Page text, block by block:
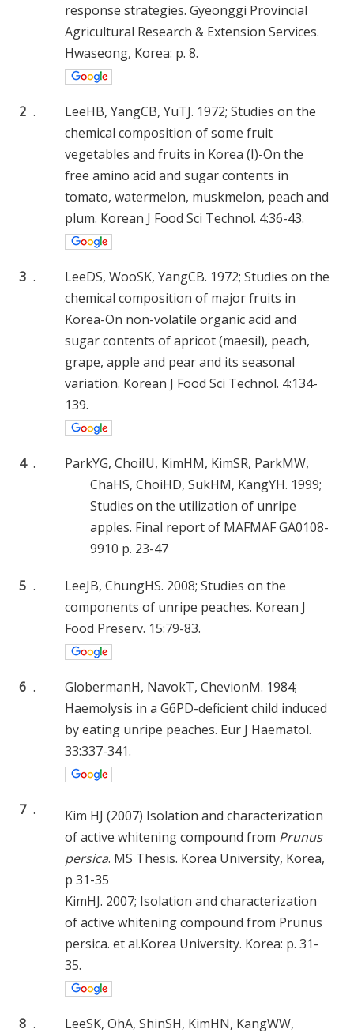
response strategies. Gyeonggi Provincial
Agricultural Research & Extension Services.
Hwaseong, Korea: p. 8.
2 .
LeeHB, YangCB, YuTJ. 1972; Studies on the
chemical composition of some fruit
vegetables and fruits in Korea (I)-On the
free amino acid and sugar contents in
tomato, watermelon, muskmelon, peach and
plum. Korean J Food Sci Technol. 4:36-43.
3 .
LeeDS, WooSK, YangCB. 1972; Studies on the
chemical composition of major fruits in
Korea-On non-volatile organic acid and
sugar contents of apricot (maesil), peach,
grape, apple and pear and its seasonal
variation. Korean J Food Sci Technol. 4:134-
139.
4 .
ParkYG, ChoiIU, KimHM, KimSR, ParkMW,
ChaHS, ChoiHD, SukHM, KangYH. 1999;
Studies on the utilization of unripe
apples. Final report of MAFMAF GA0108-
9910 p. 23-47
5 .
LeeJB, ChungHS. 2008; Studies on the
components of unripe peaches. Korean J
Food Preserv. 15:79-83.
6 .
GlobermanH, NavokT, ChevionM. 1984;
Haemolysis in a G6PD-deficient child induced
by eating unripe peaches. Eur J Haematol.
33:337-341.
7 .
Kim HJ (2007) Isolation and characterization
of active whitening compound from Prunus
persica. MS Thesis. Korea University, Korea,
p 31-35
KimHJ. 2007; Isolation and characterization
of active whitening compound from Prunus
persica. et al.Korea University. Korea: p. 31-
35.
8 . LeeSK, OhA, ShinSH, KimHN, KangWW,